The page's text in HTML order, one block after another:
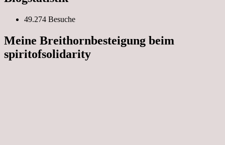
49.274 Besuche
Meine Breithornbesteigung beim
spiritofsolidarity